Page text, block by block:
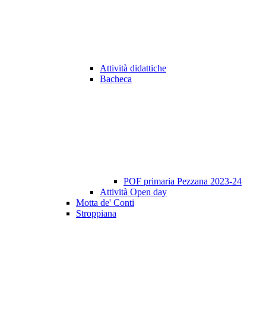
Attività didattiche
Bacheca
POF primaria Pezzana 2023-24
Attività Open day
Motta de' Conti
Stroppiana